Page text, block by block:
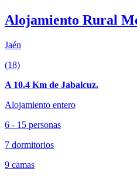
Alojamiento Rural
Jaén
(18)
A 10.4 Km de Jabalcuz.
Alojamiento entero
6 - 15 personas
7 dormitorios
9 camas